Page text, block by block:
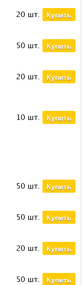
20 шт. Купить
50 шт. Купить
20 шт. Купить
10 шт. Купить
50 шт. Купить
50 шт. Купить
20 шт. Купить
50 шт. Купить